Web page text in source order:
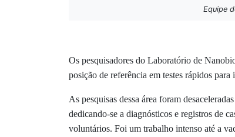
Equipe
Os pesquisadores do Laboratório de
posição de referência em testes rápidos
As pesquisas dessa área foram
dedicando-se a diagnósticos e registros de
voluntários. Foi um trabalho intenso até a